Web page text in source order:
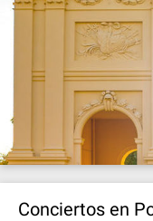
Conciertos en